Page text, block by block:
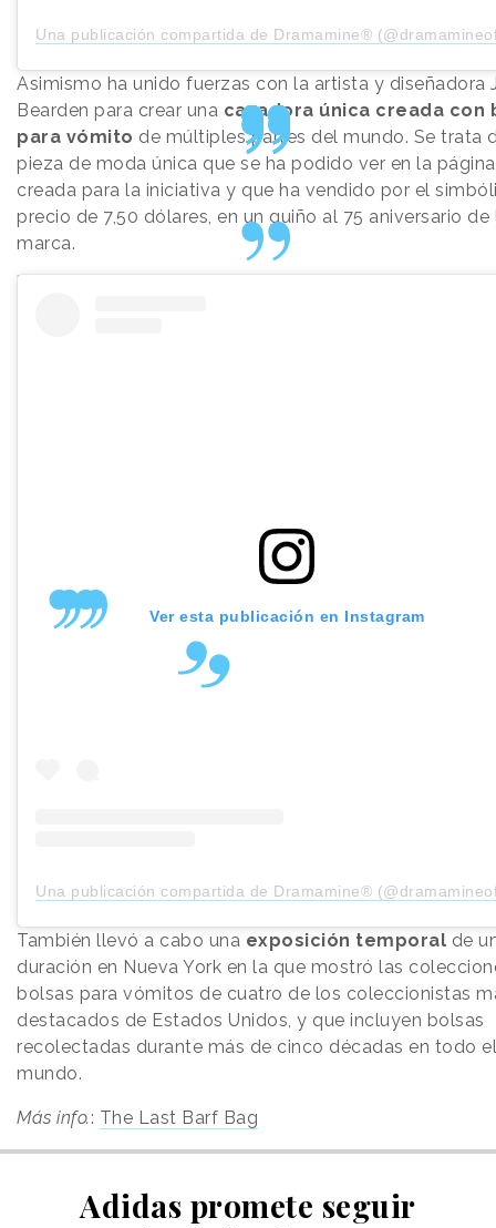
Una publicación compartida de Dramamine®
Asimismo ha unido fuerzas con la artista y diseñadora
Bearden para crear una cazadora única creada con
para vómito de múltiples partes del mundo. Se trata
pieza de moda única que se ha podido ver en la
creada para la iniciativa y que ha vendido por el
precio de 7,50 dólares, en un guiño al 75 aniversario de
marca.
Ver esta publicación en Instagram
Una publicación compartida de Dramamine®
También llevó a cabo una exposición temporal de
duración en Nueva York en la que mostró las
bolsas para vómitos de cuatro de los coleccionistas
destacados de Estados Unidos, y que incluyen bolsas
recolectadas durante más de cinco décadas en todo el
mundo.
Más info.: The Last Barf Bag
Adidas promete seguir